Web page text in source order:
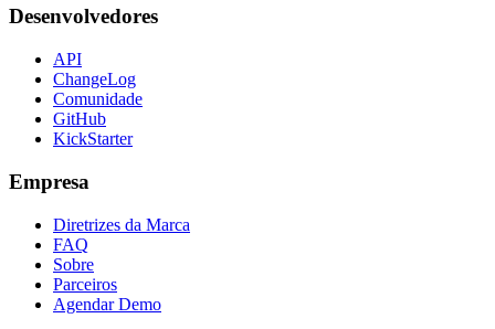
Desenvolvedores
API
ChangeLog
Comunidade
GitHub
KickStarter
Empresa
Diretrizes da Marca
FAQ
Sobre
Parceiros
Agendar Demo